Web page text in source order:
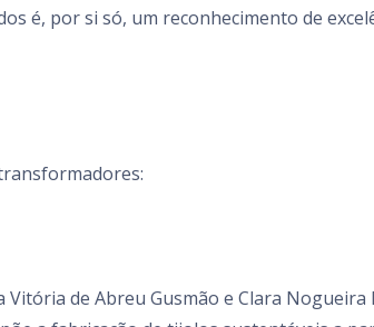
é, por si só, um reconhecimento de
Vitória de Abreu Gusmão e Clara